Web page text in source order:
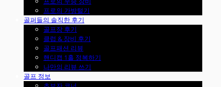
프로의 가방털기
골퍼들의 솔직한 후기
골프장 후기
클럽 & 장비 후기
골프패션 리뷰
핸디캡 1홀 정복하기
나만의 리뷰 쓰기
골프 정보